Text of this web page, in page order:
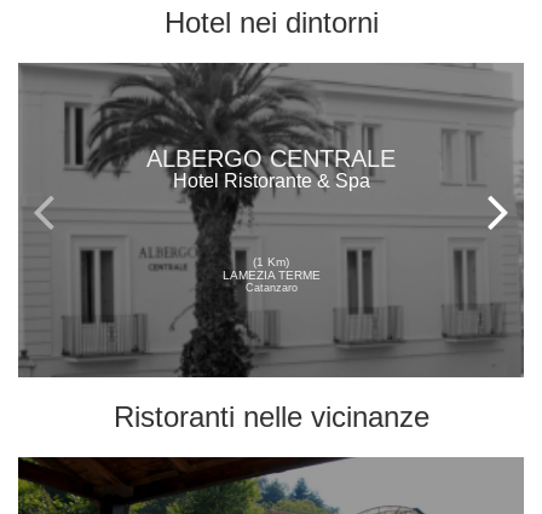
Hotel nei dintorni
ALBERGO CENTRALE
Hotel Ristorante & Spa
(1 Km)
LAMEZIA TERME
Catanzaro
Ristoranti nelle vicinanze